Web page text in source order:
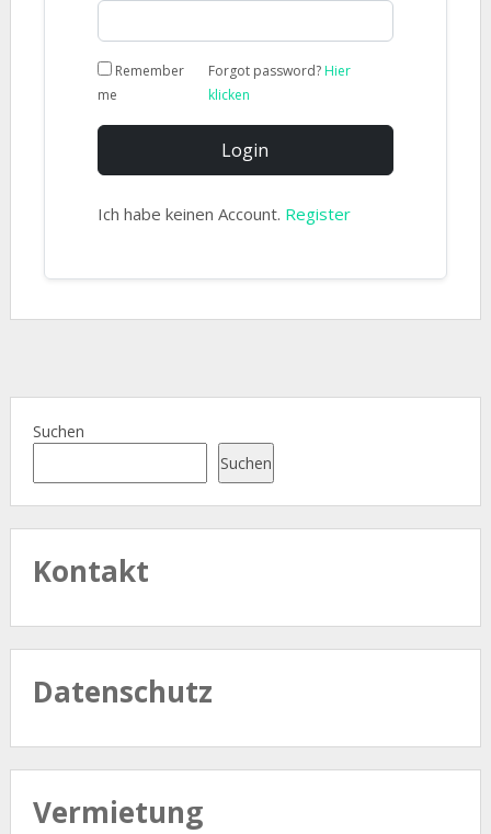
Remember
me
Forgot password?Hier
klicken
Login
Ich habe keinen Account. Register
Suchen
Suchen
Kontakt
Datenschutz
Vermietung